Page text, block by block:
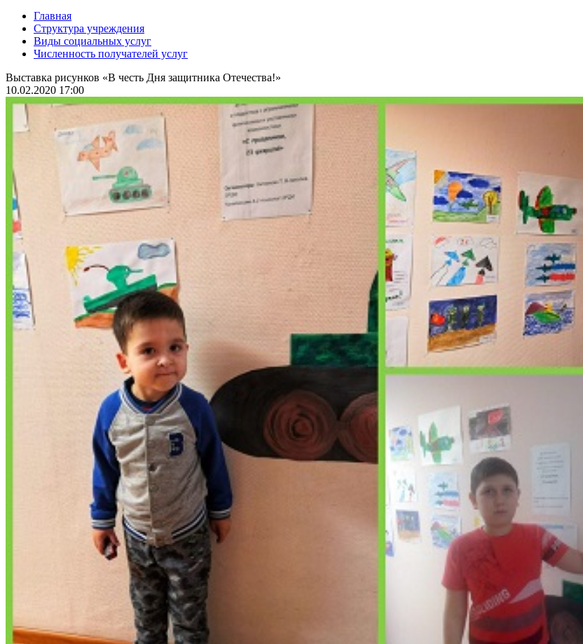
Главная
Структура учреждения
Виды социальных услуг
Численность получателей услуг
Выставка рисунков «В честь Дня защитника Отечества!»
10.02.2020 17:00